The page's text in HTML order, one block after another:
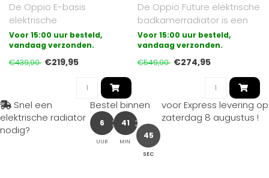
De Oppio E-basis
elektrische
badkamerradiator is de
meest eenvoudige vorm
van el..
Voor 15:00 uur besteld,
vandaag verzonden.
€439,90 €219,95
De Oppio Future elektrische
badkamerradiator is een
synthese van modern en
klass..
Voor 15:00 uur besteld,
vandaag verzonden.
€549,90 €274,95
Snel een
elektrische radiator
nodig?
Bestel binnen
6
UUR
41
MIN
43
SEC
voor Express levering op
zaterdag 8 augustus !